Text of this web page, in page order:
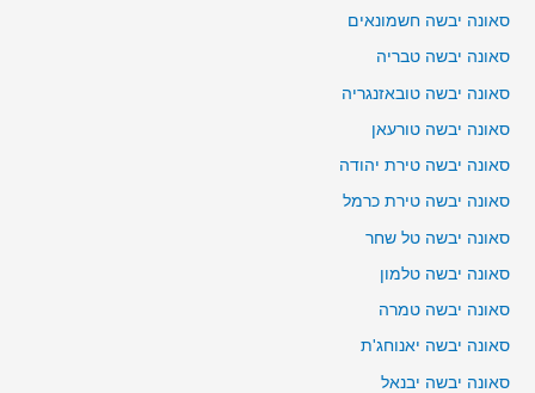
סאונה יבשה חשמונאים
סאונה יבשה טבריה
סאונה יבשה טובאזנגריה
סאונה יבשה טורעאן
סאונה יבשה טירת יהודה
סאונה יבשה טירת כרמל
סאונה יבשה טל שחר
סאונה יבשה טלמון
סאונה יבשה טמרה
סאונה יבשה יאנוחג'ת
סאונה יבשה יבנאל